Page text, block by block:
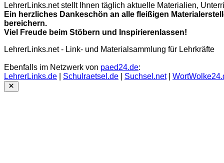
LehrerLinks.net stellt Ihnen täglich aktuelle Materialien,
Ein herzliches Dankeschön an alle fleißigen
bereichern.
Viel Freude beim Stöbern und Inspirierenlassen!
LehrerLinks.net - Link- und Materialsammlung für Lehrkräfte
Ebenfalls im Netzwerk von paed24.de:
LehrerLinks.de
Schulraetsel.de Suchsel.net|
Close